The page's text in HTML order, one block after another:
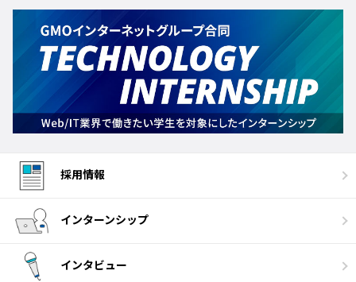
採用情報
インターンシップ
インタビュー